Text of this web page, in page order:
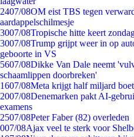
2407/08OM eist TBS tegen
aardappelschilmesje
3007/08Tropische hitte keert
3007/08Trump grijpt weer in op
geboorte in VS
5607/08Dikke Van Dale neemt
schaamlippen doorbreken'
1607/08Meta krijgt half miljard
2007/08Denemarken pakt AI-
examens
2507/08Peter Faber (82) overleden
007/08Ajax veel te sterk voor